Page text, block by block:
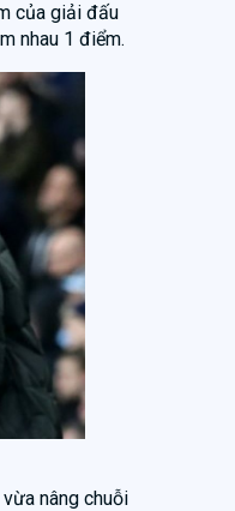
của giải đấu
nhau 1 điểm.
nâng chuỗi